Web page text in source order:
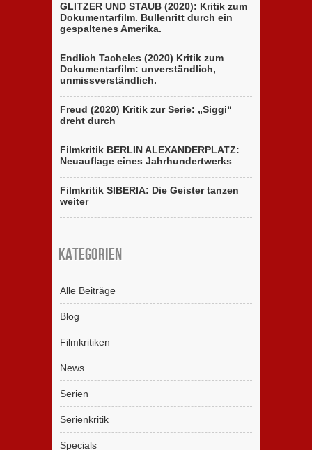
GLITZER UND STAUB (2020): Kritik zum
Dokumentarfilm. Bullenritt durch ein
gespaltenes Amerika.
Endlich Tacheles (2020) Kritik zum
Dokumentarfilm: unverständlich,
unmissverständlich.
Freud (2020) Kritik zur Serie: „Siggi“
dreht durch
Filmkritik BERLIN ALEXANDERPLATZ:
Neuauflage eines Jahrhundertwerks
Filmkritik SIBERIA: Die Geister tanzen
weiter
Kategorien
Alle Beiträge
Blog
Filmkritiken
News
Serien
Serienkritik
Specials